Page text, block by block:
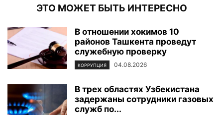
ЭТО МОЖЕТ БЫТЬ ИНТЕРЕСНО
В отношении хокимов 10
районов Ташкента проведут
служебную проверку
КОРРУПЦИЯ 04.08.2026
В трех областях Узбекистана
задержаны сотрудники газовых
служб по...